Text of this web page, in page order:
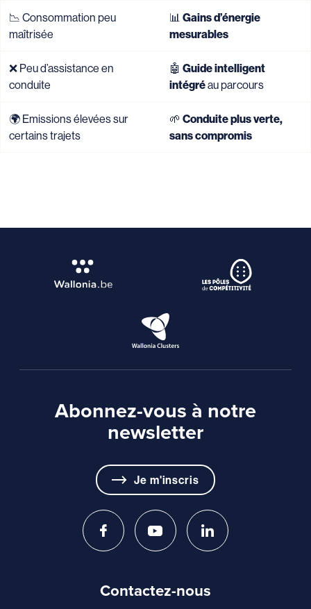
📉 Consommation peu
maîtrisée
📊 Gains d’énergie
mesurables
❌ Peu d’assistance en
conduite
🤖 Guide intelligent
intégréau parcours
🌍 Emissions élevées sur
certains trajets
🌱 Conduite plus verte,
sans compromis
Abonnez-vous à notre
newsletter
Je m'inscris
Contactez-nous